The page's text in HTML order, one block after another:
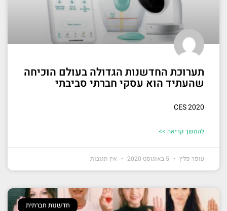
תערוכת החדשנות הגדולה בעולם הוכיחה
שהעתיד הוא עסקי חברתי סביבתי
CES 2020
להמשך קריאה >>
עופר פלין אין תגובות
חדשנות חברתית